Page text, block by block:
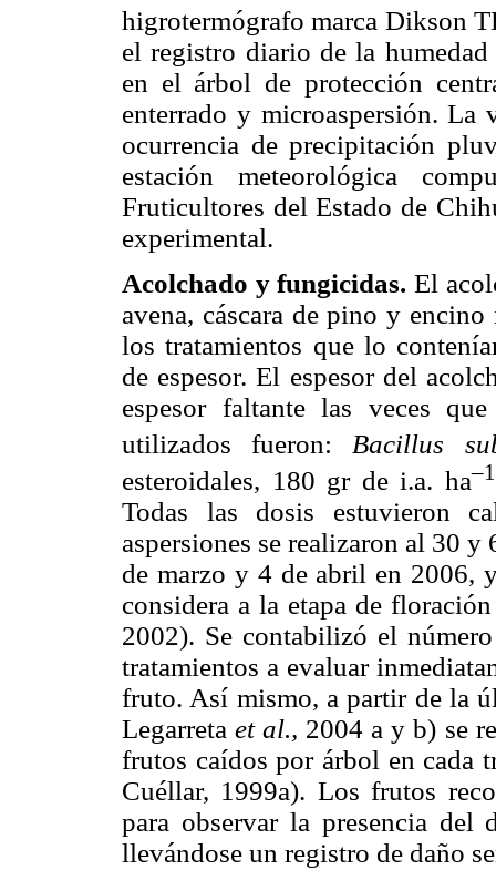
higrotermógrafo marca Dikson
el registro diario de la
en el árbol de protección
enterrado y microaspersión.
ocurrencia de precipitación
estación meteorológica
Fruticultores del Estado de
experimental.
Acolchado y fungicidas. El
avena, cáscara de pino y
los tratamientos que lo
de espesor. El espesor del
espesor faltante las veces
utilizados fueron: Bacillus
esteroidales, 180 gr de i.a. ha–1
Todas las dosis estuvieron
aspersiones se realizaron al 30
de marzo y 4 de abril en 2006,
considera a la etapa de
2002). Se contabilizó el
tratamientos a evaluar
fruto. Así mismo, a partir de la
Legarretaet al., 2004 a y b) se
frutos caídos por árbol en cada
Cuéllar, 1999a). Los frutos
para observar la presencia
llevándose un registro de daño